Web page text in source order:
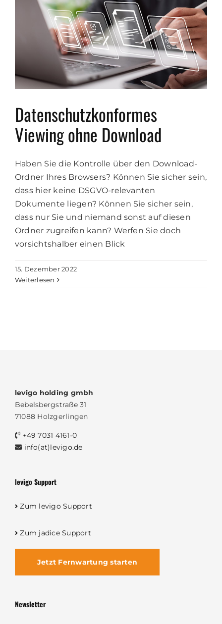
Datenschutzkonformes
Viewing ohne Download
Haben Sie die Kontrolle über den Download-
Ordner Ihres Browsers? Können Sie sicher sein,
dass hier keine DSGVO-relevanten
Dokumente liegen? Können Sie sicher sein,
dass nur Sie und niemand sonst auf diesen
Ordner zugreifen kann? Werfen Sie doch
vorsichtshalber einen Blick
15. Dezember 2022
Weiterlesen
levigo holding gmbh
Bebelsbergstraße 31
71088 Holzgerlingen
+49 7031 4161-0
info(at)levigo.de
levigo Support
Zum levigo Support
Zum jadice Support
Jetzt Fernwartung starten
Newsletter